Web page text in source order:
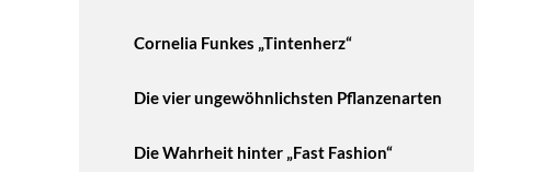
Cornelia Funkes „Tintenherz“
Die vier ungewöhnlichsten Pflanzenarten
Die Wahrheit hinter „Fast Fashion“